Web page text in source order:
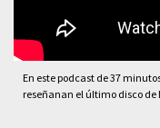
En este podcast de 37
reseñanan el último disco de